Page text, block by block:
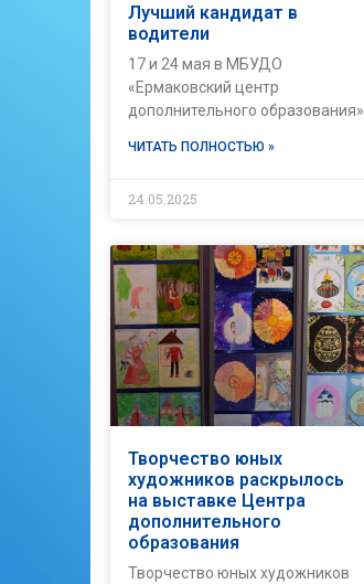
Лучший кандидат в
водители
17 и 24 мая в МБУДО
«Ермаковский центр
дополнительного образования»
ЧИТАТЬ ПОЛНОСТЬЮ »
24.05.2025
Творчество юных
художников раскрылось
на выставке Центра
дополнительного
образования
Творчество юных художников